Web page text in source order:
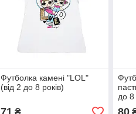
Футболка камені "LOL"
(від 2 до 8 років)
до 8